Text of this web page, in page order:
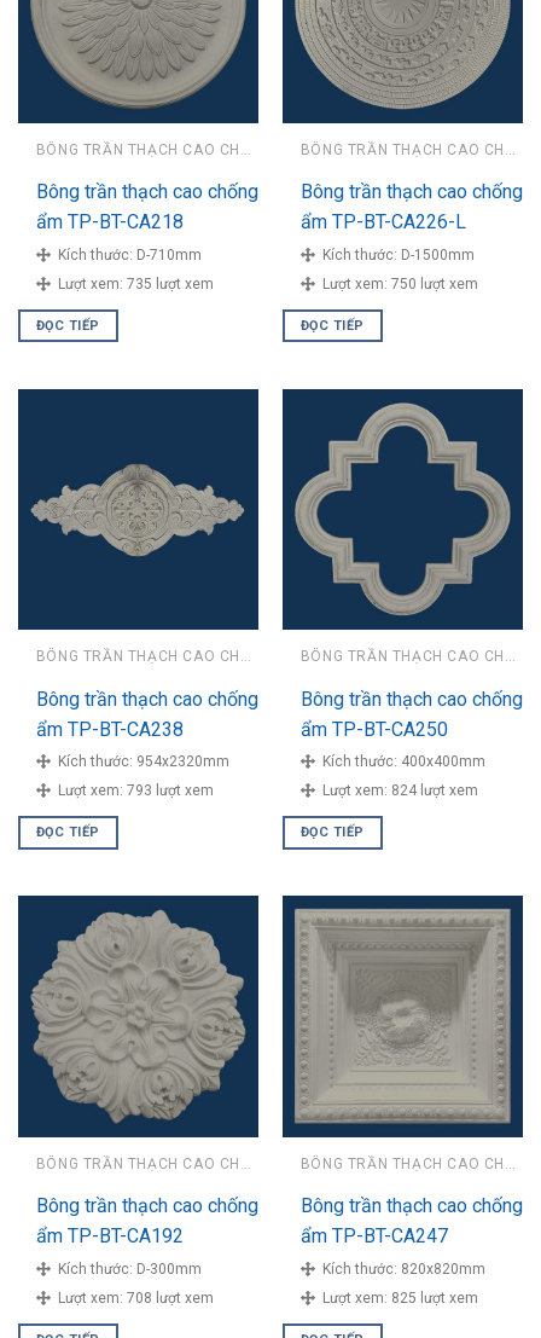
Bông trần thạch cao chống
ẩm TP-BT-CA218
Kích thước: D-710mm
Lượt xem: 735 lượt xem
ĐỌC TIẾP
Bông trần thạch cao chống
ẩm TP-BT-CA226-L
Kích thước: D-1500mm
Lượt xem: 750 lượt xem
ĐỌC TIẾP
BÔNG TRẦN THẠCH CAO CHỐNG ẨM
Bông trần thạch cao chống
ẩm TP-BT-CA238
Kích thước: 954x2320mm
Lượt xem: 793 lượt xem
ĐỌC TIẾP
BÔNG TRẦN THẠCH CAO CHỐNG ẨM
Bông trần thạch cao chống
ẩm TP-BT-CA250
Kích thước: 400x400mm
Lượt xem: 824 lượt xem
ĐỌC TIẾP
Bông trần thạch cao chống
ẩm TP-BT-CA192
Kích thước: D-300mm
Lượt xem: 708 lượt xem
Bông trần thạch cao chống
ẩm TP-BT-CA247
Kích thước: 820x820mm
Lượt xem: 825 lượt xem